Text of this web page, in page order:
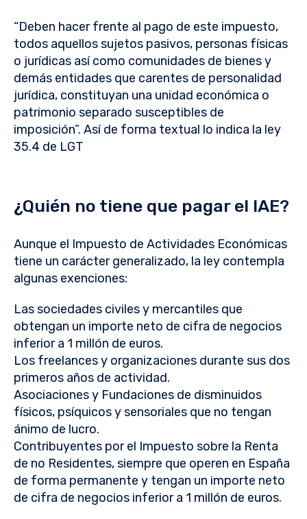
“Deben hacer frente al pago de este impuesto,
todos aquellos sujetos pasivos, personas físicas
o jurídicas así como comunidades de bienes y
demás entidades que carentes de personalidad
jurídica, constituyan una unidad económica o
patrimonio separado susceptibles de
imposición”. Así de forma textual lo indica la ley
35.4 de LGT
¿Quién no tiene que pagar el IAE?
Aunque el Impuesto de Actividades Económicas
tiene un carácter generalizado, la ley contempla
algunas exenciones:
Las sociedades civiles y mercantiles que
obtengan un importe neto de cifra de negocios
inferior a 1 millón de euros.
Los freelances y organizaciones durante sus dos
primeros años de actividad.
Asociaciones y Fundaciones de disminuidos
físicos, psíquicos y sensoriales que no tengan
ánimo de lucro.
Contribuyentes por el Impuesto sobre la Renta
de no Residentes, siempre que operen en España
de forma permanente y tengan un importe neto
de cifra de negocios inferior a 1 millón de euros.